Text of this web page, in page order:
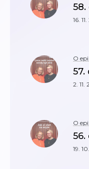
16.
O
2. 11.
O
56.
19.